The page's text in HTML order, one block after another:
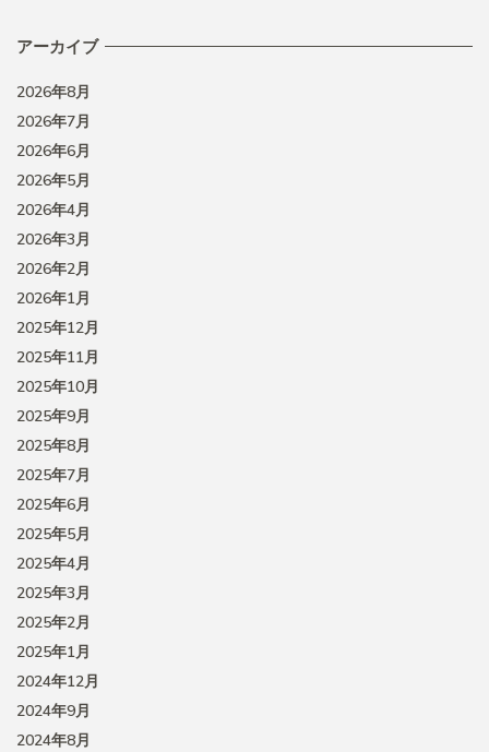
アーカイブ
2026年8月
2026年7月
2026年6月
2026年5月
2026年4月
2026年3月
2026年2月
2026年1月
2025年12月
2025年11月
2025年10月
2025年9月
2025年8月
2025年7月
2025年6月
2025年5月
2025年4月
2025年3月
2025年2月
2025年1月
2024年12月
2024年9月
2024年8月